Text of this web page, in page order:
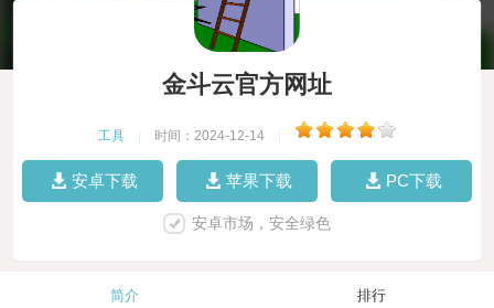
金斗云官方网址
工具 时间：2024-12-14
安卓下载 苹果下载 PC下载
安卓市场，安全绿色
简介 排行